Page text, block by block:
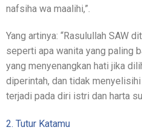
nafsiha wa maalihi,”.
Yang artinya: “Rasulullah SAW
seperti apa wanita yang paling
yang menyenangkan hati jika
diperintah, dan tidak
terjadi pada diri istri dan harta
2. Tutur Katamu